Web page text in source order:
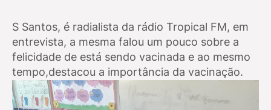
S Santos, é radialista da rádio Tropical FM, em
entrevista, a mesma falou um pouco sobre a
felicidade de está sendo vacinada e ao mesmo
tempo,destacou a importância da vacinação.